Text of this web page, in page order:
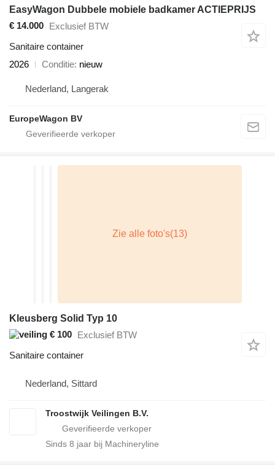
EasyWagon Dubbele mobiele badkamer ACTIEPRIJS
€ 14.000 Exclusief BTW
Sanitaire container
2026
Conditie nieuw
Nederland, Langerak
EuropeWagon BV
Kleusberg Solid Typ 10
€ 100 Exclusief BTW
Sanitaire container
Nederland, Sittard
Troostwijk Veilingen B.V.
Sinds 8 jaar bij Machineryline